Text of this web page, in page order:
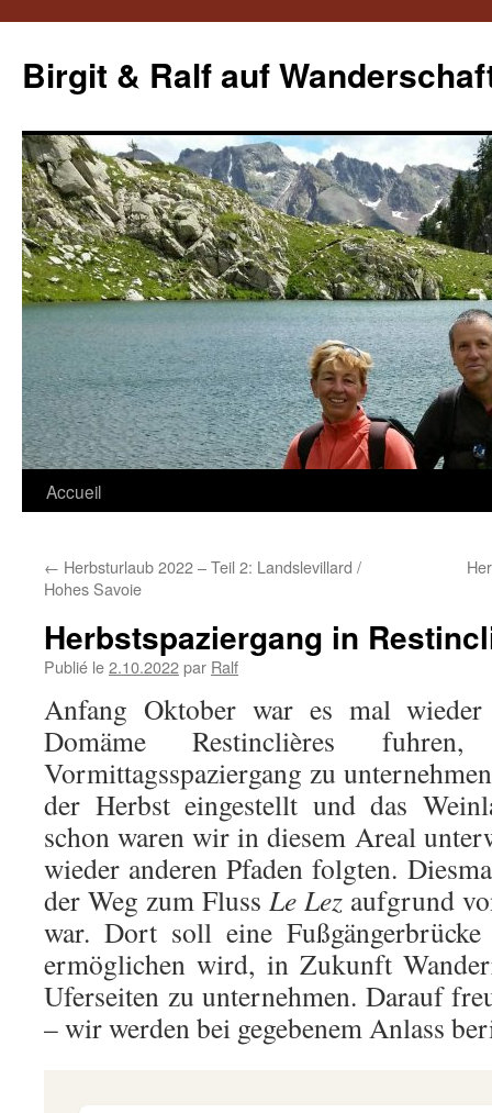
contenu
Birgit & Ralf auf
Accueil
← Herbsturlaub 2022 – Teil 2: Landslevillard /
Hohes Savoie
Herbstspaziergang in
Publié le2.10.2022par Ralf
Anfang Oktober war es mal
Domäme Restinclières
Vormittagsspaziergang zu
der Herbst eingestellt und das
schon waren wir in diesem Areal
wieder anderen Pfaden folgten.
der Weg zum Fluss Le Lez aufgrund
war. Dort soll eine
ermöglichen wird, in Zukunft
Uferseiten zu unternehmen. Darauf
– wir werden bei gegebenem Anlass